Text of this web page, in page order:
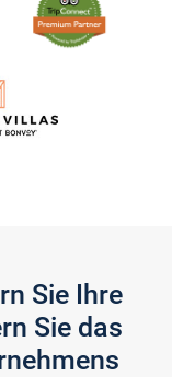
Sie Ihre
Sie das